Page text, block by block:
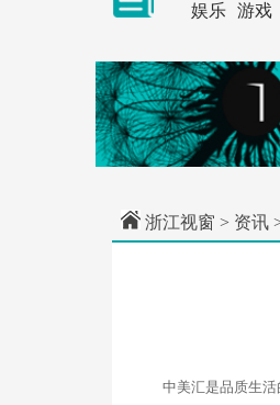
娱乐 游戏
浙江视窗 > 资讯
中美汇是品质生